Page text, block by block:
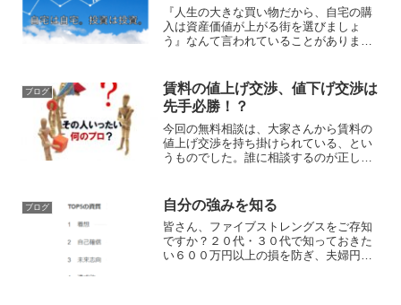
『人生の大きな買い物だから、自宅の購
入は資産価値が上がる街を選びましょ
う』なんて言われていることがあります
００万円以上の損を防ぎ、夫婦円満が続
く自宅の購入準備コンサルタ...
ブログ
賃料の値上げ交渉、値下げ交渉は
先手必勝！？
今回の無料相談は、大家さんから賃料の
値上げ交渉を持ち掛けられている、とい
うものでした。誰に相談するのが正しい
ではないこの問題をどこに相談すればい
いのか教えてほしい。これ...
ブログ 自分の強みを知る
皆さん、ファイブストレングスをご存知
ですか？２０代・３０代で知っておきた
い６００万円以上の損を防ぎ、夫婦円満